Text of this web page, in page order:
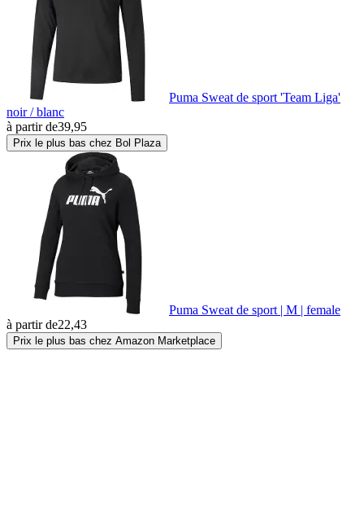
Puma Sweat de sport 'Team Liga'
noir / blanc
à partir de39,95
Prix le plus bas chez Bol Plaza
Puma Sweat de sport | M | female
à partir de22,43
Prix le plus bas chez Amazon Marketplace